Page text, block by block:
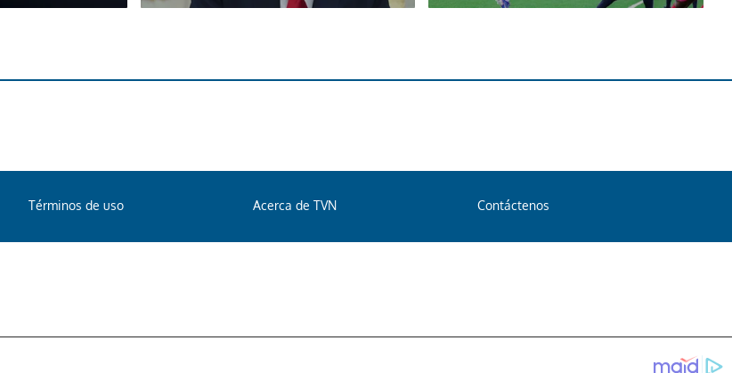
Términos de uso Acerca de TVN Contáctenos